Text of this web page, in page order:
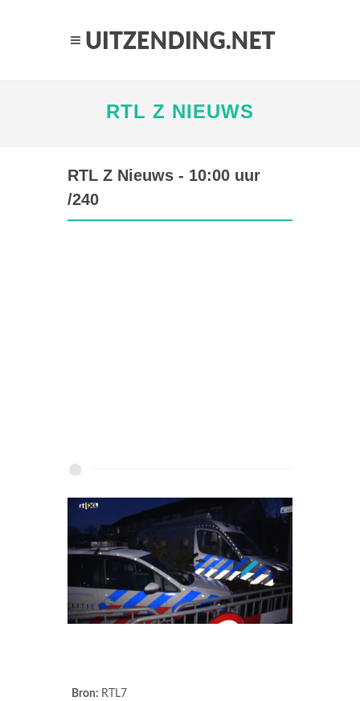
RTL Z NIEUWS
RTL Z Nieuws - 10:00 uur
/240
Bron: RTL7